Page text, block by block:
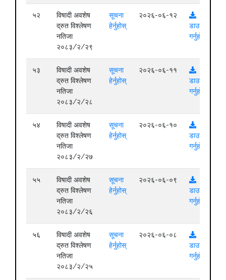
५२
विषादी अवशेष
द्रुत विश्लेषण
नतिजा
२०८३/२/२९
सूचना
हेर्नुहोस्
२०२६-०६-१२
डाउनलोड
गर्नुहोस्
५३
विषादी अवशेष
द्रुत विश्लेषण
नतिजा
२०८३/२/२८
सूचना
हेर्नुहोस्
२०२६-०६-११
डाउनलोड
गर्नुहोस्
५४
विषादी अवशेष
द्रुत विश्लेषण
नतिजा
२०८३/२/२७
सूचना
हेर्नुहोस्
२०२६-०६-१०
डाउनलोड
गर्नुहोस्
५५
विषादी अवशेष
द्रुत विश्लेषण
नतिजा
२०८३/२/२६
सूचना
हेर्नुहोस्
२०२६-०६-०९
डाउनलोड
गर्नुहोस्
५६
विषादी अवशेष
द्रुत विश्लेषण
नतिजा
२०८३/२/२५
सूचना
हेर्नुहोस्
२०२६-०६-०८
डाउनलोड
गर्नुहोस्